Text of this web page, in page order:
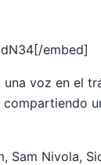
embed]
voz en el
Nivola,